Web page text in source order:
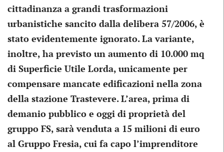
cittadinanza a grandi trasformazioni
urbanistiche sancito dalla delibera 57/2006, è
stato evidentemente ignorato.La variante,
inoltre, ha previsto un aumento di 10.000 mq
di Superficie Utile Lorda, unicamente per
compensare mancate edificazioni nella zona
della stazione Trastevere.L’area, prima di
demanio pubblico e oggi di proprietà del
gruppo FS, sarà venduta a 15 milioni di euro
al Gruppo Fresia, cui fa capo l’imprenditore